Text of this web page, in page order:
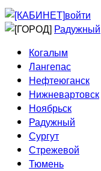
Домовые
войти
Радужный
Когалым
Лангепас
Нефтеюганск
Нижневартовск
Ноябрьск
Радужный
Сургут
Стрежевой
Тюмень